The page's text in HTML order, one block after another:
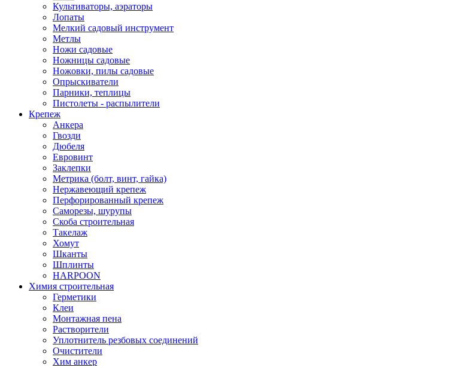
Культиваторы, аэраторы
Лопаты
Мелкий садовый инструмент
Метлы
Ножи садовые
Ножницы садовые
Ножовки, пилы садовые
Опрыскиватели
Парники, теплицы
Пистолеты - распылители
Крепеж
Анкера
Гвозди
Дюбеля
Евровинт
Заклепки
Метрика (болт, винт, гайка)
Нержавеющий крепеж
Перфорированный крепеж
Саморезы, шурупы
Скоба строительная
Такелаж
Хомут
Шканты
Шплинты
HARPOON
Химия строительная
Герметики
Клеи
Монтажная пена
Растворители
Уплотнитель резбовых соединений
Очистители
Хим анкер